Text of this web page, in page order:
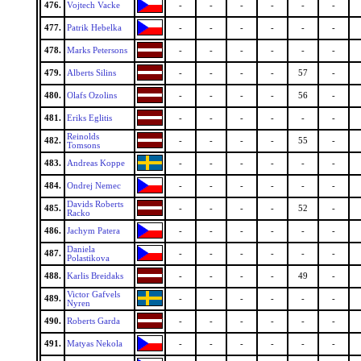
476. Vojtech Vacke - - - - - -
477. Patrik Hebelka - - - - - -
478. Marks Petersons - - - - - -
479. Alberts Silins - - - - 57 -
480. Olafs Ozolins - - - - 56 -
481. Eriks Eglitis - - - - - -
482.
Reinolds
Tomsons
- - - - 55 -
483. Andreas Koppe - - - - - -
484. Ondrej Nemec - - - - - -
485.
Davids Roberts
Racko
- - - - 52 -
486. Jachym Patera - - - - - -
487.
Daniela
Polastikova
- - - - - -
488. Karlis Breidaks - - - - 49 -
489.
Victor Gafvels
Nyren
- - - - - -
490. Roberts Garda - - - - - -
491. Matyas Nekola - - - - - -